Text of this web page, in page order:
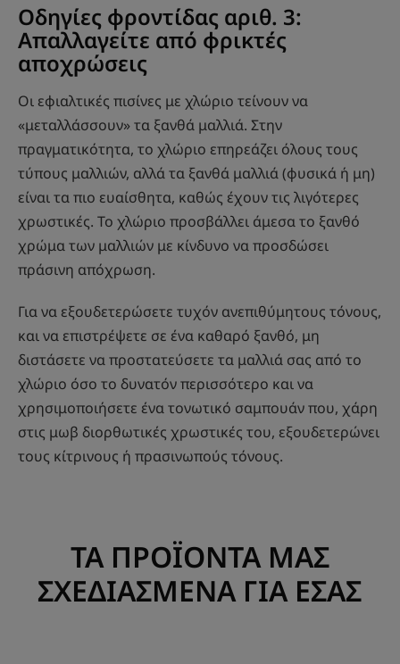
Οδηγίες φροντίδας αριθ. 3:
Απαλλαγείτε από φρικτές
αποχρώσεις
Οι εφιαλτικές πισίνες με χλώριο τείνουν να
«μεταλλάσσουν» τα ξανθά μαλλιά. Στην
πραγματικότητα, το χλώριο επηρεάζει όλους τους
τύπους μαλλιών, αλλά τα ξανθά μαλλιά (φυσικά ή μη)
είναι τα πιο ευαίσθητα, καθώς έχουν τις λιγότερες
χρωστικές. Το χλώριο προσβάλλει άμεσα το ξανθό
χρώμα των μαλλιών με κίνδυνο να προσδώσει
πράσινη απόχρωση.
Για να εξουδετερώσετε τυχόν ανεπιθύμητους τόνους,
και να επιστρέψετε σε ένα καθαρό ξανθό, μη
διστάσετε να προστατεύσετε τα μαλλιά σας από το
χλώριο όσο το δυνατόν περισσότερο και να
χρησιμοποιήσετε ένα τονωτικό σαμπουάν που, χάρη
στις μωβ διορθωτικές χρωστικές του, εξουδετερώνει
τους κίτρινους ή πρασινωπούς τόνους.
ΤΑ ΠΡΟΪΟΝΤΑ ΜΑΣ
ΣΧΕΔΙΑΣΜΕΝΑ ΓΙΑ ΕΣΑΣ